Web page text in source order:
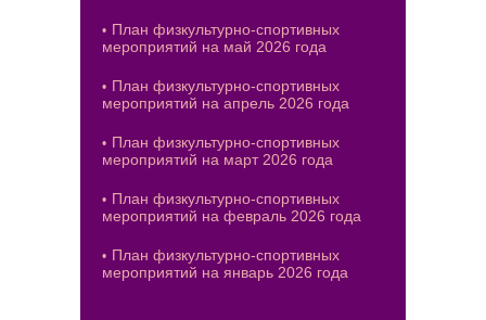
План физкультурно-спортивных
мероприятий на май 2026 года
План физкультурно-спортивных
мероприятий на апрель 2026 года
План физкультурно-спортивных
мероприятий на март 2026 года
План физкультурно-спортивных
мероприятий на февраль 2026 года
План физкультурно-спортивных
мероприятий на январь 2026 года